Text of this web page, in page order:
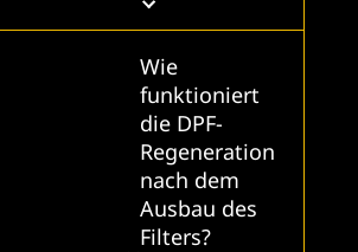
Wie
funktioniert
die DPF-
Regeneration
nach dem
Ausbau des
Filters?